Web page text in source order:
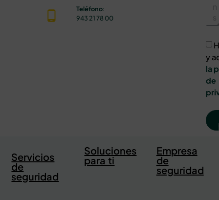
Teléfono:
943 21 78 00
y
la
de
Servicios
de
seguridad
Soluciones
para ti
Empresa
de
seguridad